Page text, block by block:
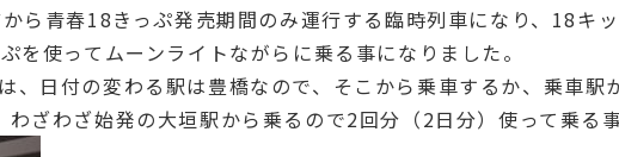
ら青春18きっぷ発売期間のみ運行する臨時列車になり、18キ
を使ってムーンライトながらに乗る事になりました。
、日付の変わる駅は豊橋なので、そこから乗車するか、乗車
ざわざ始発の大垣駅から乗るので2回分（2日分）使って乗る